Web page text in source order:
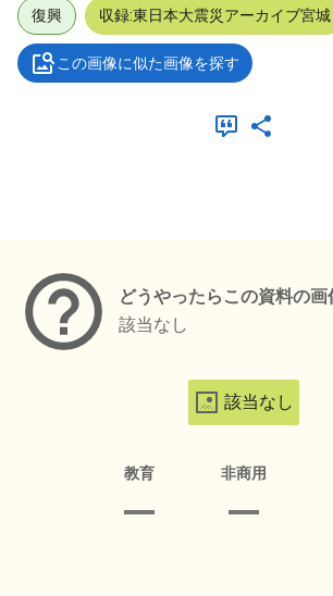
復興 収録:東日本大震災アーカイブ宮城
この画像に似た画像を探す
どうやったらこの資料の画
該当なし
該当なし
教育 非商用